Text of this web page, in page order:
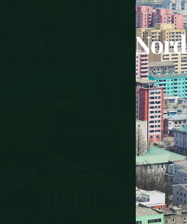
en Corée du Nord
pour entrer en Corée du
voyager pour quelque raison que ce
sur cette page.
voyager, quelle qu'en soit la raison